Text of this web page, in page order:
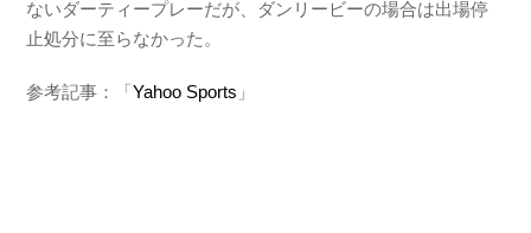
ないダーティープレーだが、ダンリービーの場合は出場停
止処分に至らなかった。
参考記事：「Yahoo Sports 」